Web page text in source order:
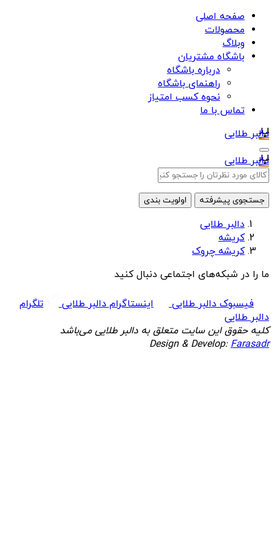
صفحه اصلی
محصولات
وبلاگ
باشگاه مشتریان
درباره باشگاه
راهنمای باشگاه
نحوه کسب امتیاز
تماس با ما
دالبر طلایی
دالبر طلایی
جستجوی پیشرفته اولویت بندی
دالبر طلایی
کریشه
کریشه چروک
ما را در شبکه‌های اجتماعی دنبال کنید
فیسبوک دالبر طلایی اینستاگرام دالبر طلایی
تلگرام
دالبر طلایی
کلیه حقوق این سایت متعلق به دالبر طلایی می‌باشد
Design & Develop:Farasadr